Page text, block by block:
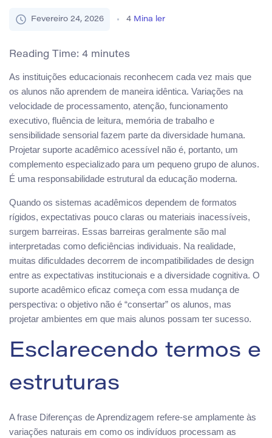
Fevereiro 24, 2026 4 Mina ler
Reading Time: 4 minutes
As instituições educacionais reconhecem cada vez mais que
os alunos não aprendem de maneira idêntica. Variações na
velocidade de processamento, atenção, funcionamento
executivo, fluência de leitura, memória de trabalho e
sensibilidade sensorial fazem parte da diversidade humana.
Projetar suporte acadêmico acessível não é, portanto, um
complemento especializado para um pequeno grupo de alunos.
É uma responsabilidade estrutural da educação moderna.
Quando os sistemas acadêmicos dependem de formatos
rígidos, expectativas pouco claras ou materiais inacessíveis,
surgem barreiras. Essas barreiras geralmente são mal
interpretadas como deficiências individuais. Na realidade,
muitas dificuldades decorrem de incompatibilidades de design
entre as expectativas institucionais e a diversidade cognitiva. O
suporte acadêmico eficaz começa com essa mudança de
perspectiva: o objetivo não é “consertar” os alunos, mas
projetar ambientes em que mais alunos possam ter sucesso.
Esclarecendo termos e
estruturas
A frase Diferenças de Aprendizagem refere-se amplamente às
variações naturais em como os indivíduos processam as